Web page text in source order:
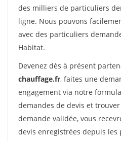
des milliers de particuliers
ligne. Nous pouvons
avec des particuliers
Habitat.
Devenez dès à présent
chauffage.fr, faites une
engagement via notre
demandes de devis et
demande validée, vous
devis enregistrées depuis les